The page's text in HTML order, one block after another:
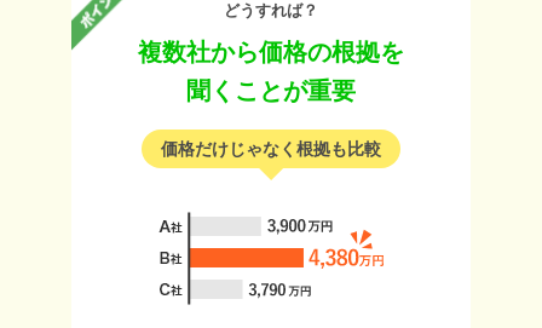
どうすれば？
複数社から価格の根拠を
聞くことが重要
価格だけじゃなく根拠も比較